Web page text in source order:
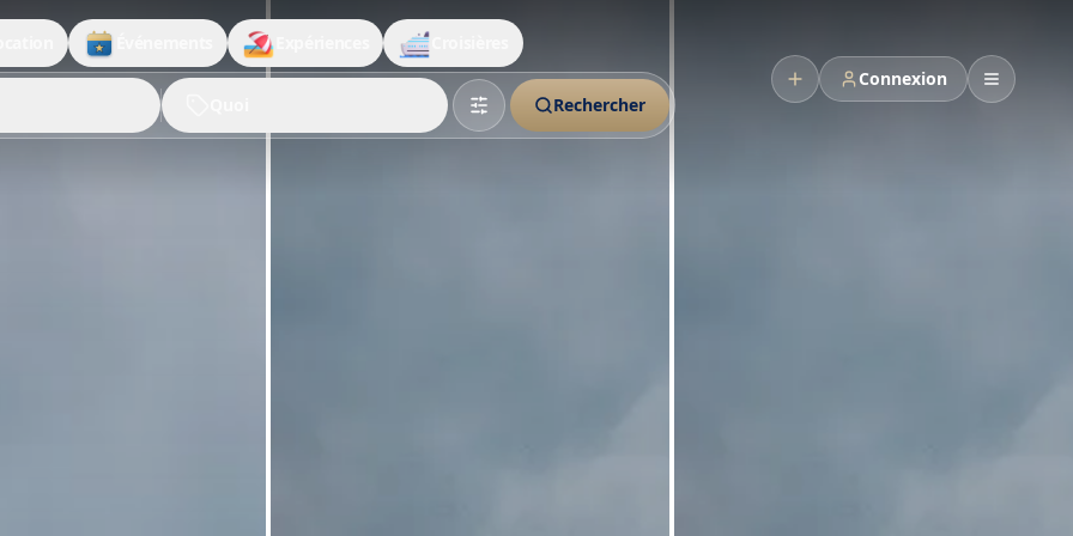
Rechercher
Connexion